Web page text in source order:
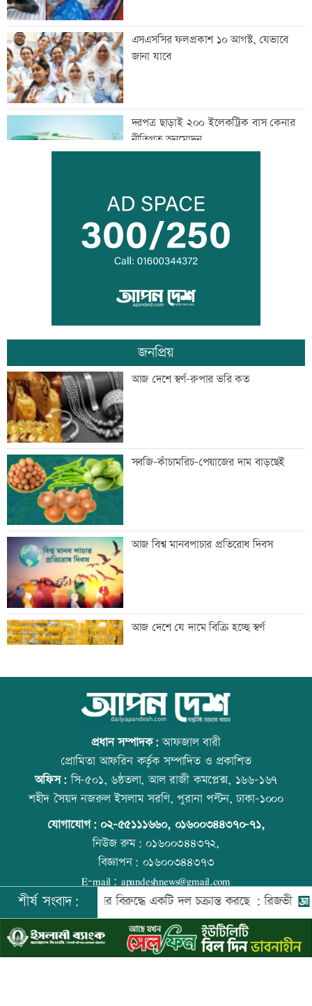
এসএসসির ফলপ্রকাশ ১০ আগস্ট, যেভাবে
জানা যাবে
দরপত্র ছাড়াই ২০০ ইলেকট্রিক বাস কেনার
নীতিগত অনুমোদন
তনু হত্যার আসামি সাবেক সেনাসদস্য
হাফিজুরকে আত্মসমর্পণের নির্দেশ
দুদকের মামলায় ঢাকা ব্যাংকের ৪ কর্মকর্তার
কারাদণ্ড
জিয়াউর রহমান দেশে প্রথম সবুজ বিপ্লবের
ডাক দিয়েছিলেন: পরিবেশমন্ত্রী
প্রথম শ্রেণিতে ভর্তি লটারিতে
মেঘনার ভাঙনরোধে জিও ব্যাগ প্রকল্পে
অনিয়ম, এলাকাবাসীর মানববন্ধন
বাংলাদেশি পাঁচ হাজার কৃষি শ্রমিক নেবে
ওমান
স্বর্ণ খাতকে আনুষ্ঠানিক কাঠামোয় আনছে
সরকার, মতামত চাইল মন্ত্রণালয়
গবেষণা-দক্ষতা উন্নয়নে বাংলাদেশ-অস্ট্রেলিয়ার
নতুন উদ্যোগ
বিমানবন্দরে বাড়ছে নিরাপত্তা, বসছে অ্যান্টি-
ড্রোন সিস্টেম
প্রশিক্ষণার্থীদের সনদ দিলো কালীগঞ্জ
জনপ্রিয়
আজ দেশে স্বর্ণ-রুপার ভরি কত
সবজি-কাঁচামরিচ-পেয়াজের দাম বাড়ছেই
আজ বিশ্ব মানবপাচার প্রতিরোধ দিবস
আজ দেশে যে দামে বিক্রি হচ্ছে স্বর্ণ
আজ বিশ্ব বন্ধু দিবস
প্রতিমন্ত্রীকে ঘিরে ভাইরাল ভিডিওতে ছবি
জুড়ে অপপ্রচার: এলিন
বিশ্ব মাতৃদুগ্ধ দিবস আজ
আজ স্বর্ণ-রুপা যে দামে বিক্রি হচ্ছে
প্রধান সম্পাদক:আফজাল বারী
প্রোমিতা আফরিন কর্তৃক সম্পাদিত ও প্রকাশিত
অফিস:সি-৫০১, ৬ষ্ঠতলা, আল রাজী কমপ্লেক্স, ১৬৬-১৬৭
শহীদ সৈয়দ নজরুল ইসলাম সরণি, পুরানা পল্টন, ঢাকা-১০০০
যোগাযোগ: ০২-৫৫১১১৬৬০, ০১৬০০৩৪৪৩৭০-৭১,
নিউজ রুম:০১৬০০৩৪৪৩৭২,
বিজ্ঞাপন: ০১৬০০৩৪৪৩৭৩
E-mail: apandeshnews@gmail.com
©২০২৬ |আপন দেশ ডটকমকর্তৃক সর্বসত্ব ® সংরক্ষিত | উন্নয়নে
ইমিথমেকারস.কম
শীর্ষ সংবাদ:
দেশের বিরুদ্ধে একটি দল চক্রান্ত করছে : রিজভী